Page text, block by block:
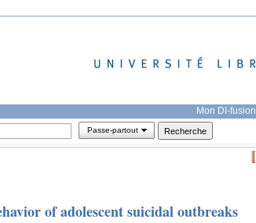
Mon DI-fusion
Passe-partout
of adolescent suicidal outbreaks